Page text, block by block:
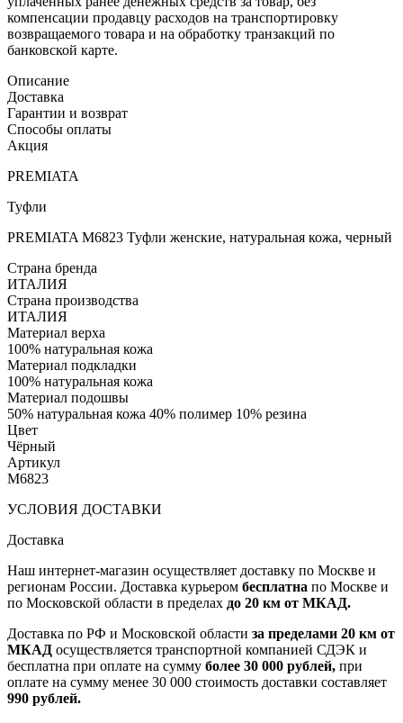
компенсации продавцу расходов на транспортировку
возвращаемого товара и на обработку транзакций по
банковской карте.
Описание
Доставка
Гарантии и возврат
Способы оплаты
Акция
PREMIATA
Туфли
PREMIATA M6823 Туфли женские, натуральная кожа, черный
Страна бренда
ИТАЛИЯ
Страна производства
ИТАЛИЯ
Материал верха
100% натуральная кожа
Материал подкладки
100% натуральная кожа
Материал подошвы
50% натуральная кожа 40% полимер 10% резина
Цвет
Чёрный
Артикул
M6823
УСЛОВИЯ ДОСТАВКИ
Доставка
Наш интернет-магазин осуществляет доставку по Москве и
регионам России. Доставка курьером бесплатна по Москве и
по Московской области в пределах до 20 км от МКАД.
Доставка по РФ и Московской области за пределами 20 км от
МКАД осуществляется транспортной компанией СДЭК и
бесплатна при оплате на сумму более 30 000 рублей, при
оплате на сумму менее 30 000 стоимость доставки составляет
990 рублей.